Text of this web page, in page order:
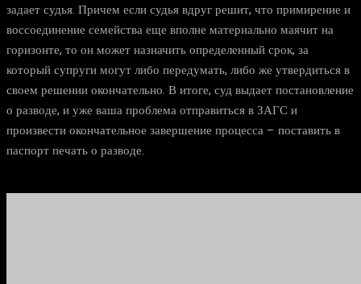
задает судья. Причем если судья вдруг решит, что примирение и
воссоединение семейства еще вполне материально маячит на
горизонте, то он может назначить определенный срок, за
который супруги могут либо передумать, либо же утвердиться в
своем решении окончательно. В итоге, суд выдает постановление
о разводе, и уже ваша проблема отправиться в ЗАГС и
произвести окончательное завершение процесса – поставить в
паспорт печать о разводе.